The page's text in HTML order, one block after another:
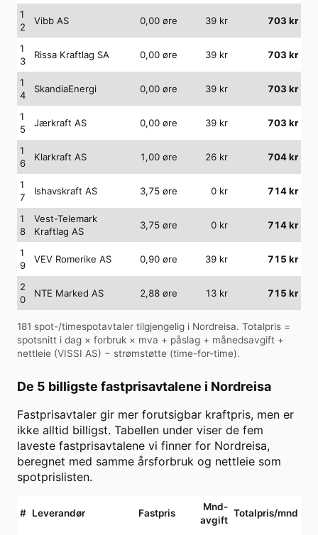
1
2
Vibb AS 0,00 øre 39 kr 703 kr
1
3
Rissa Kraftlag SA 0,00 øre 39 kr 703 kr
1
4
SkandiaEnergi 0,00 øre 39 kr 703 kr
1
5
Jærkraft AS 0,00 øre 39 kr 703 kr
1
6
Klarkraft AS 1,00 øre 26 kr 704kr
1
7
Ishavskraft AS 3,75 øre 0 kr 714kr
1
8
Vest-Telemark
Kraftlag AS
3,75 øre 0 kr 714kr
1
9
VEV Romerike AS 0,90 øre 39 kr 715 kr
2
0
NTE Marked AS 2,88 øre 13 kr 715 kr
181 spot-/timespotavtaler tilgjengelig i Nordreisa. Totalpris =
spotsnitt i dag × forbruk × mva + påslag + månedsavgift +
nettleie (VISSI AS) − strømstøtte (time-for-time).
De 5 billigste fastprisavtalene i Nordreisa
Fastprisavtaler gir mer forutsigbar kraftpris, men er
ikke alltid billigst. Tabellen under viser de fem
laveste fastprisavtalene vi finner for Nordreisa,
beregnet med samme årsforbruk og nettleie som
spotprislisten.
# Leverandør Fastpris
Mnd-
avgift
Totalpris/mnd